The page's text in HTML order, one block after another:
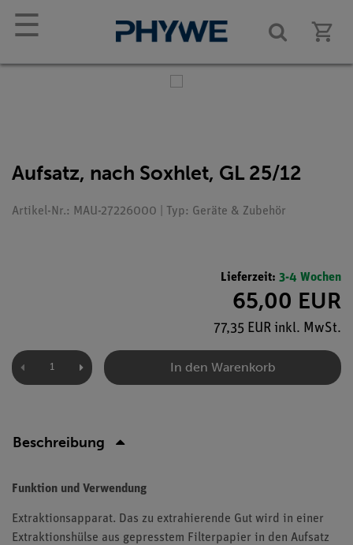
☰
Aufsatz, nach Soxhlet, GL 25/12
Artikel-Nr.: MAU-27226000 | Typ: Geräte & Zubehör
Lieferzeit: 3-4 Wochen
65,00 EUR
77,35 EUR inkl. MwSt.
In den Warenkorb
Beschreibung
Funktion und Verwendung
Extraktionsapparat. Das zu extrahierende Gut wird in einer
Extraktionshülse aus gepresstem Filterpapier in den Aufsatz